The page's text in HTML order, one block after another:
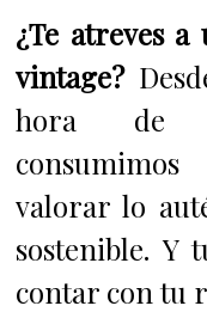
¿Te atreves
vintage?
hora de
valorar lo
sostenible. Y
contar con tu